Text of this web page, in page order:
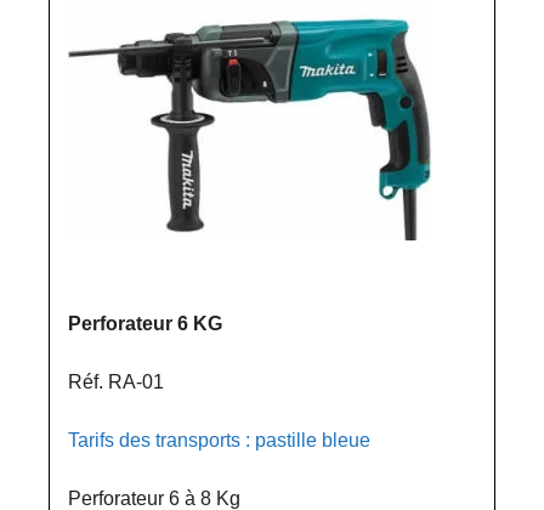
Perforateur 6 KG
Réf. RA-01
Tarifs des transports : pastille bleue
Perforateur 6 à 8 Kg